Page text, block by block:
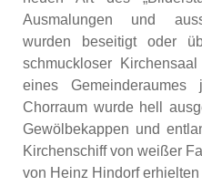
Ausmalungen und
wurden beseitigt oder
schmuckloser
eines
Chorraum wurde hell
Gewölbekappen und
Kirchenschiff von weißer
von Heinz Hindorf